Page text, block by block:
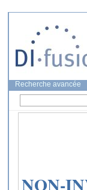
Recherche avancée
NON-